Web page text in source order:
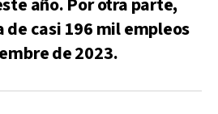
año. Por otra parte,
de casi 196 mil empleos
de 2023.